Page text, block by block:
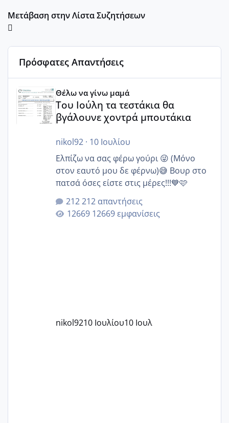
Μετάβαση στην Λίστα Συζητήσεων
Πρόσφατες Απαντήσεις
Θέλω να γίνω μαμά
Του Ιούλη τα τεστάκια θα
βγάλουνε χοντρά μπουτάκια
nikol92· 10 Ιουλίου
Ελπίζω να σας φέρω γούρι 😜 (Μόνο
στον εαυτό μου δε φέρνω)😅 Βουρ στο
πατσά όσες είστε στις μέρες!!!💙🩷
212 απαντήσεις
12669 εμφανίσεις
nikol9210 Ιουλίου10 Ιουλ